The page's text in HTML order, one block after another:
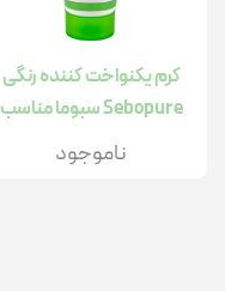
کرم یکنواخت کننده رنگی
Sebopure سبوما مناسب
پوست چرب و جوش دار
30میل
ناموجود